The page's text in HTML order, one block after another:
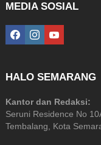
MEDIA SOSIAL
facebookinstagramyoutube
HALO SEMARANG
Kantor dan Redaksi:
Seruni Residence No
Tembalang, Kota